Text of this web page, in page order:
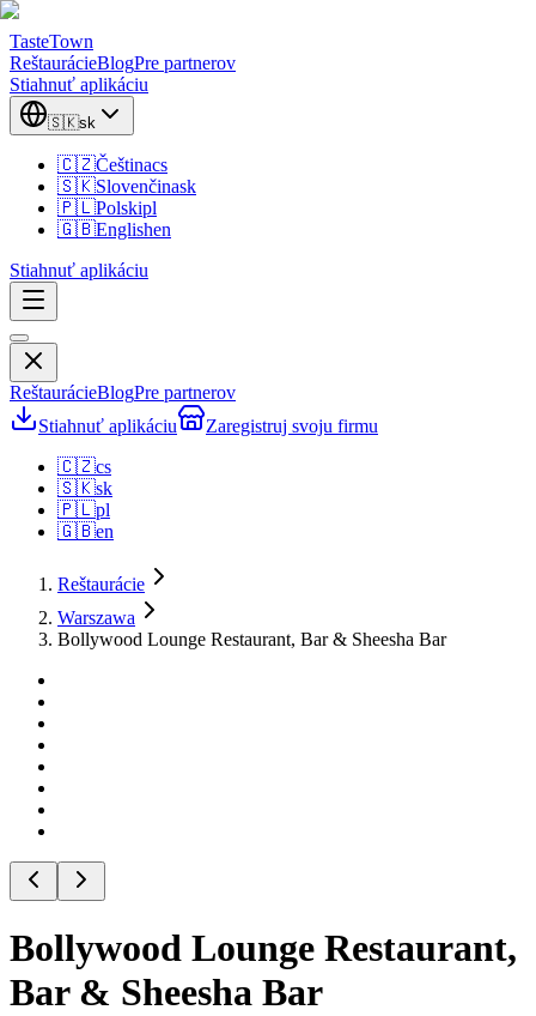
TasteTown
ReštaurácieBlogPre partnerov
Stiahnuť aplikáciu
🇸🇰sk
🇨🇿Češtinacs
🇸🇰Slovenčinask
🇵🇱Polskipl
🇬🇧Englishen
Stiahnuť aplikáciu
ReštaurácieBlogPre partnerov
Stiahnuť aplikáciu
Zaregistruj svoju firmu
🇨🇿cs
🇸🇰sk
🇵🇱pl
🇬🇧en
Reštaurácie
Warszawa
Bollywood Lounge Restaurant, Bar & Sheesha Bar
Bollywood Lounge Restaurant,
Bar & Sheesha Bar